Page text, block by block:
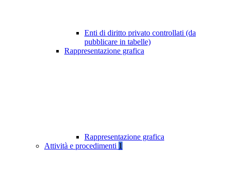
Enti di diritto privato controllati (da
pubblicare in tabelle)
Rappresentazione grafica
Rappresentazione grafica
Attività e procedimenti 1